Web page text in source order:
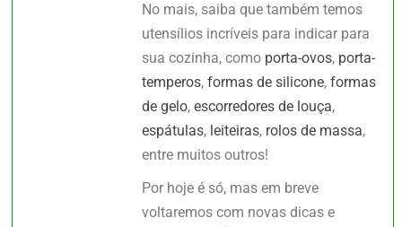
No mais, saiba que também temos
utensílios incríveis para indicar para
sua cozinha, como porta-ovos, porta-
temperos,formas de silicone,formas
de gelo,escorredores de louça,
espátulas, leiteiras, rolos de massa,
entre muitos outros!
Por hoje é só, mas em breve
voltaremos com novas dicas e